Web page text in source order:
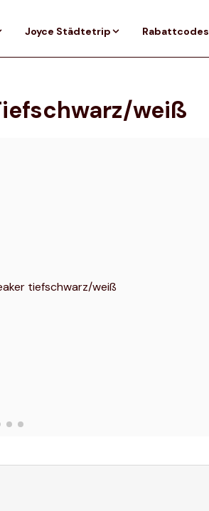
Joyce Städtetrip Rabattcodes
weiß